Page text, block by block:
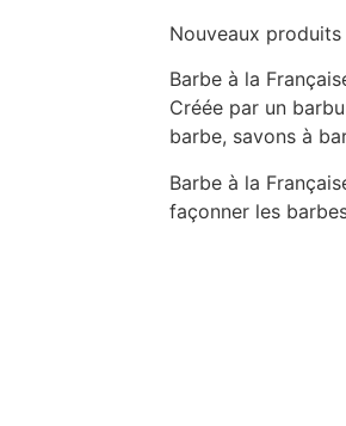
Nouveaux
Barbe à la
Créée par un
barbe, savons à
Barbe à la
façonner les